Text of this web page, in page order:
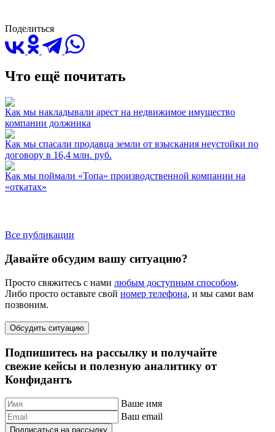
Поделиться
Что ещё почитать
Как мы накладывали арест на недвижимое имущество
компании должника
Как мы спасали продавца земли от взыскания неустойки по
договору в 16,4 млн. руб.
Как мы поймали «Топа» производственной компании на
«откатах»
Все публикации
Давайте обсудим вашу ситуацию?
Просто свяжитесь с нами любым доступным способом.
Либо просто оставьте свой номер телефона, и мы сами вам
позвоним.
Обсудить ситуацию
Подпишитесь на рассылку и получайте
свежие кейсы и полезную аналитику от
Конфидантъ
Ваше имя
Ваш email
Подписаться на рассылку